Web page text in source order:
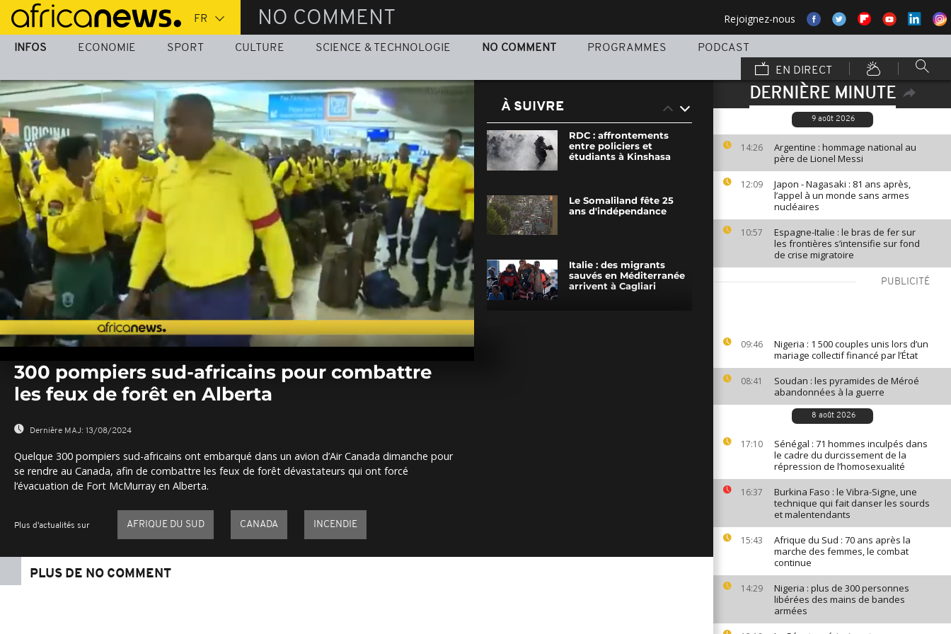
Passer
au
contenu
NO COMMENT Rejoignez-nous
INFOS ECONOMIE SPORT CULTURE SCIENCE & TECHNOLOGIE NO COMMENT PROGRAMMES
PODCAST
EN DIRECT
DERNIÈRE MINUTE
9 août 2026
14:26
Argentine : hommage national au
père de Lionel Messi
12:09
Japon - Nagasaki : 81 ans après,
l’appel à un monde sans armes
nucléaires
10:57
Espagne-Italie : le bras de fer sur
les frontières s’intensifie sur fond
de crise migratoire
PUBLICITÉ
09:46
Nigeria : 1 500 couples unis lors d’un
mariage collectif financé par l’État
08:41
Soudan : les pyramides de Méroé
abandonnées à la guerre
8 août 2026
17:10
Sénégal : 71 hommes inculpés dans
le cadre du durcissement de la
répression de l’homosexualité
16:37
Burkina Faso : le Vibra-Signe, une
technique qui fait danser les sourds
et malentendants
15:43
Afrique du Sud : 70 ans après la
marche des femmes, le combat
continue
14:29
Nigeria : plus de 300 personnes
libérées des mains de bandes
armées
seconds
seconds Volume
300 pompiers sud-africains pour combattre
les feux de forêt en Alberta
Dernière MAJ: 13/08/2024
Quelque 300 pompiers sud-africains ont embarqué dans un avion d’Air Canada dimanche pour
se rendre au Canada, afin de combattre les feux de forêt dévastateurs qui ont forcé
l‘évacuation de Fort McMurray en Alberta.
Plus d'actualités sur AFRIQUE DU SUD CANADA INCENDIE
À SUIVRE
RDC : affrontements
entre policiers et
étudiants à Kinshasa
Le Somaliland fête 25
ans d'indépendance
Italie : des migrants
sauvés en Méditerranée
arrivent à Cagliari
PLUS DE NO COMMENT